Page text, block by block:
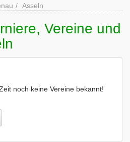
Asseln
Vereine und
noch keine Vereine bekannt!